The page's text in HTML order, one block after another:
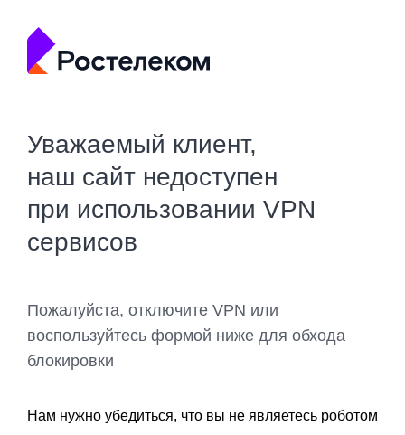
Уважаемый клиент,
наш сайт недоступен
при использовании VPN
сервисов
Пожалуйста, отключите VPN или
воспользуйтесь формой ниже для обхода
блокировки
Нам нужно убедиться, что вы не являетесь роботом